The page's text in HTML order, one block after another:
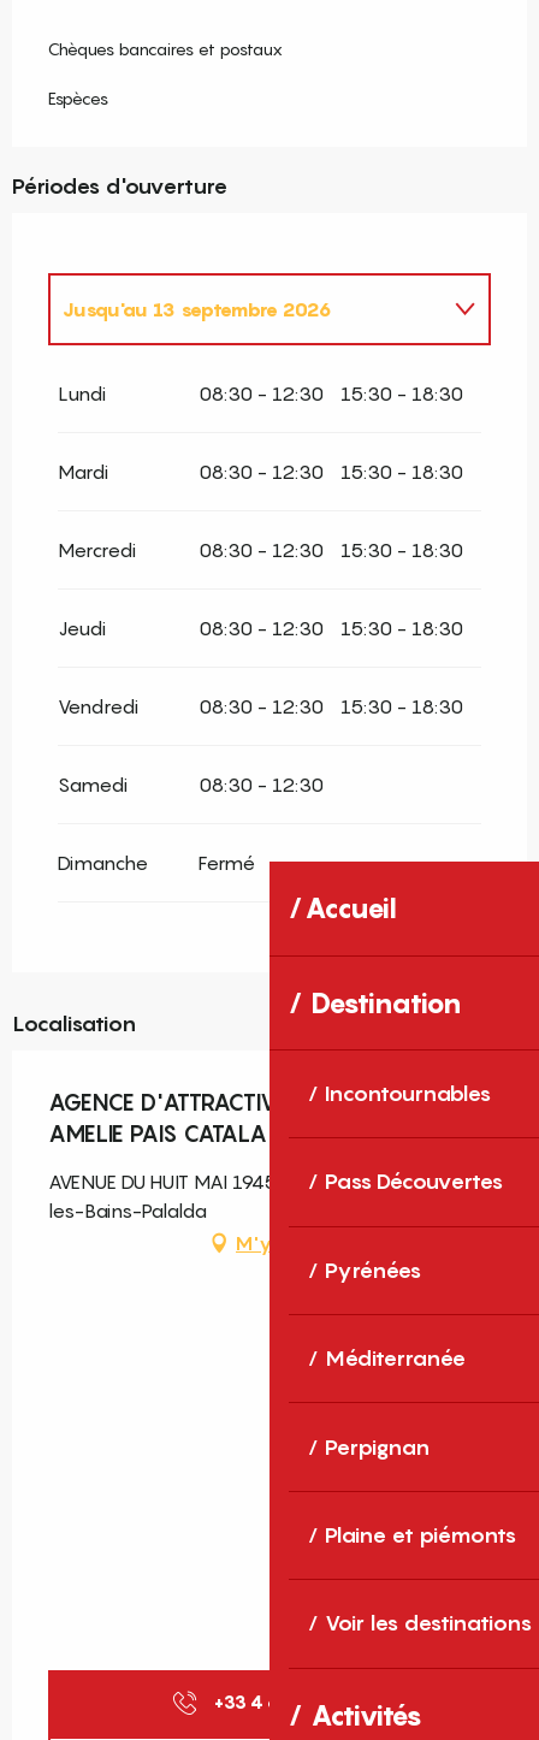
Accueil
Destination
Incontournables
Pass Découvertes
Pyrénées
Méditerranée
Perpignan
Plaine et piémonts
Voir les destinations
Activités
Chèques bancaires et postaux
Espèces
Périodes d'ouverture
Jusqu'au 13 septembre 2026
Lundi 08:30 - 12:30 15:30 - 18:30
Mardi 08:30 - 12:30 15:30 - 18:30
Mercredi 08:30 - 12:30 15:30 - 18:30
Jeudi 08:30 - 12:30 15:30 - 18:30
Vendredi 08:30 - 12:30 15:30 - 18:30
Samedi 08:30 - 12:30
Dimanche Fermé
Localisation
AGENCE D'ATTRACTIVITE TOURISTIQUE
AMELIE PAIS CATALA
AVENUE DU HUIT MAI 1945, BP13, 66110 Amélie-
les-Bains-Palalda
M'y rendre
+33 4 68 39 01 ▒▒